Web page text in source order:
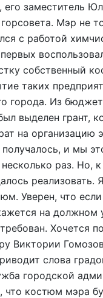
его заместитель
Мэр не
с работой
собственный
таких
города. Из
выделен грант,
на организацию
и мы
раз. Но,
реализовать.
Уверен, что
на должном
Хочется
Виктории
слова
городской
что костюм мэра